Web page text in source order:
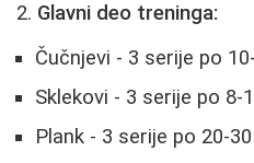
Glavni deo treninga:
Čučnjevi - 3 serije po
Sklekovi - 3 serije po 8-
Plank - 3 serije po 20-